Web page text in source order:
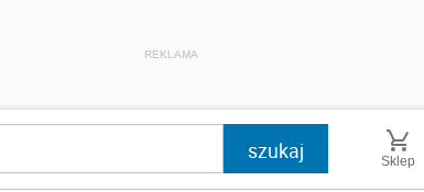
REKLAMA
Sklep